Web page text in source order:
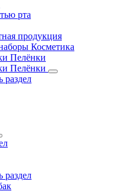
рта
продукция
Косметика
Пелёнки
Пелёнки
раздел
раздел